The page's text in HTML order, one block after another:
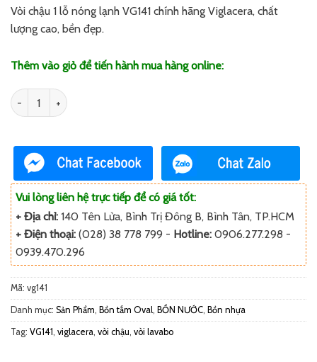
Vòi chậu 1 lỗ nóng lạnh VG141 chính hãng Viglacera, chất
lượng cao, bền đẹp.
Thêm vào giỏ để tiến hành mua hàng online:
Số lượng
Vui lòng liên hệ trực tiếp để có giá tốt:
+ Địa chỉ: 140 Tên Lửa, Bình Trị Đông B, Bình Tân, TP.HCM
+ Điện thoại: (028) 38 778 799 - Hotline: 0906.277.298 -
0939.470.296
Mã: vg141
Danh mục: Sản Phẩm, Bồn tắm Oval, BỒN NƯỚC, Bồn nhựa
Tag: VG141, viglacera, vòi chậu, vòi lavabo